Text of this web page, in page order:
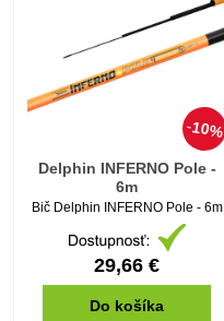
10%
Delphin INFERNO Pole -
6m
Bič Delphin INFERNO Pole - 6m
29,66 €
Do košíka